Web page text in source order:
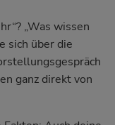
„Was wissen
sich über die
ganz direkt von